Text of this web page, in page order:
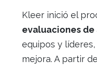
Kleer inició el
evaluaciones
equipos y
mejora. A partir